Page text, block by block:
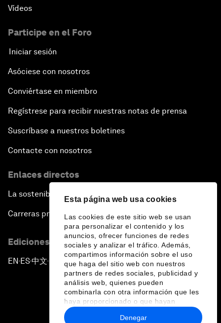
Esta página web usa cookies
Las cookies de este sitio web se usan
para personalizar el contenido y los
anuncios, ofrecer funciones de redes
sociales y analizar el tráfico. Además,
compartimos información sobre el uso
que haga del sitio web con nuestros
partners de redes sociales, publicidad y
análisis web, quienes pueden
combinarla con otra información que les
haya proporcionado o que hayan
recopilado a partir del uso que haya
hecho de sus servicios.
Denegar
Vídeos
Participe en el Foro
Iniciar sesión
Asóciese con nosotros
Conviértase en miembro
Regístrese para recibir nuestras notas de prensa
Suscríbase a nuestros boletines
Contacte con nosotros
Enlaces directos
La sostenibilidad en el Foro
Carreras profesionales
Ediciones en otros idiomas
EN ▪ ES▪中文▪ 日本語